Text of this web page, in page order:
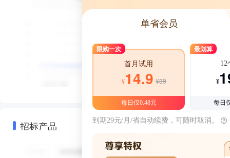
招标产品
单省会员
限购一次
首月试用
¥14.9 ¥39
每日仅0.48元
最划算
12
¥
每日
到期29元/月/省自动续费，可随时取消。